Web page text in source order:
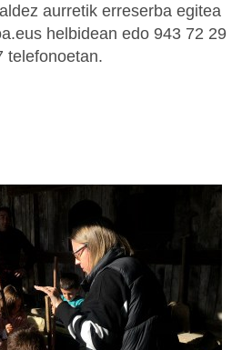
aurretik erreserba egitea
helbidean edo 943 72 29
telefonoetan.